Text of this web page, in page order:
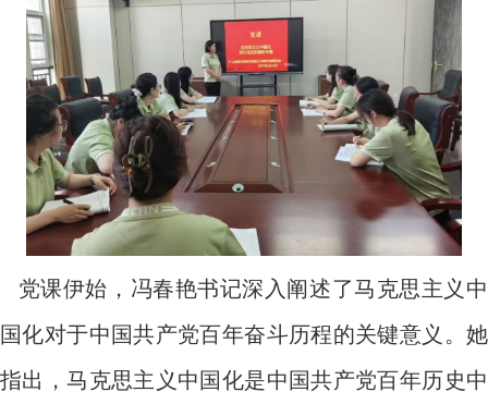
党课伊始，冯春艳书记深入阐述了马克思主义中
国化对于中国共产党百年奋斗历程的关键意义。她
指出，马克思主义中国化是中国共产党百年历史中